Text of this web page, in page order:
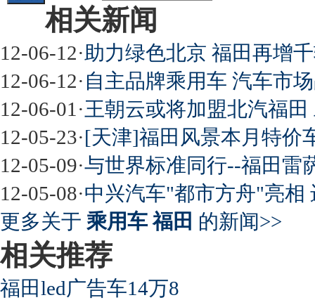
屌丝必看世界末日逃亡车
最强山寨 又奥迪又奔驰
相关新闻
12-06-12·助力绿色北京 福田再增
12-06-12· 自主品牌乘用车 汽车市
12-06-01 ·王朝云或将加盟北汽福
12-05-23·[天津]福田风景本月特价
12-05-09·与世界标准同行--福田雷
12-05-08·中兴汽车"都市方舟"亮相
更多关于 乘用车 福田 的新闻>>
相关推荐
福田led广告车14万8